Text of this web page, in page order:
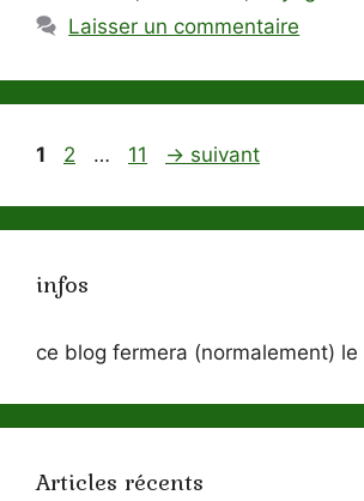
Laisser un commentaire
Page
1 Page
2 … Page
11 → suivant
infos
ce blog fermera (normalement) le
Articles récents